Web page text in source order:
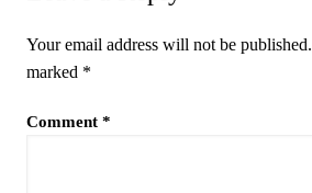
Your email address will not be published.
marked *
Comment *